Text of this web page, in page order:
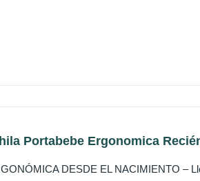
Portabebe Ergonomica
DESDE EL NACIMIENTO –